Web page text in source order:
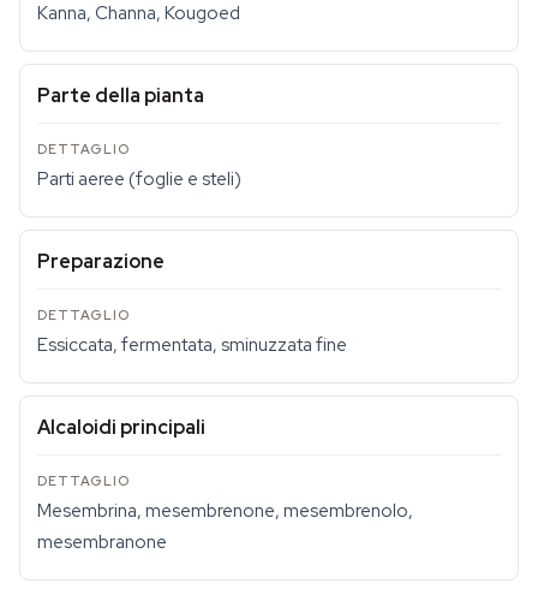
Kanna, Channa, Kougoed
Parte della pianta
Parti aeree (foglie e steli)
Preparazione
Essiccata, fermentata, sminuzzata fine
Alcaloidi principali
Mesembrina, mesembrenone, mesembrenolo,
mesembranone